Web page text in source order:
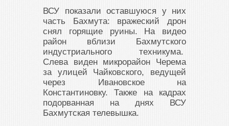
ВСУ показали оставшуюся у них
часть Бахмута: вражеский дрон
снял горящие руины. На видео
район вблизи Бахмутского
индустриального техникума.
Слева виден микрорайон Черема
за улицей Чайковского, ведущей
через Ивановское на
Константиновку. Также на кадрах
подорванная на днях ВСУ
Бахмутская телевышка.